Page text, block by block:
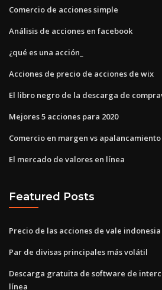
Comercio de acciones simple
Análisis de acciones en facebook
¿qué es una acción_
Acciones de precio de acciones de wix
El libro negro de la descarga de
Mejores 5 acciones para 2020
Comercio en margen vs apalancamiento
El mercado de valores en línea
Featured Posts
Precio de las acciones de vale indonesia
Par de divisas principales más volátil
Descarga gratuita de software de
línea